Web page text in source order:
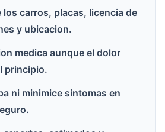
los carros, placas, licencia de
y ubicacion.
medica aunque el dolor
principio.
ni minimice sintomas en